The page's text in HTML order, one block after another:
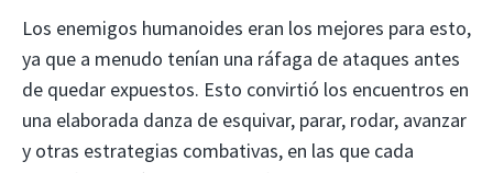
Los enemigos humanoides eran los mejores para esto,
ya que a menudo tenían una ráfaga de ataques antes
de quedar expuestos. Esto convirtió los encuentros en
una elaborada danza de esquivar, parar, rodar, avanzar
y otras estrategias combativas, en las que cada